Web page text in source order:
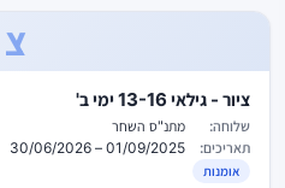
צ
ציור - גילאי 13-16 ימי ב'
שלוחה:
מתנ"ס השחר
תאריכים:
01/09/2025 – 30/06/2026
אומנות